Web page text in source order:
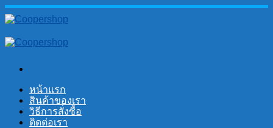
Skip
to
หน้าแรก
สินค้าของเรา
วิธีการสั่งซื้อ
ติดต่อเรา